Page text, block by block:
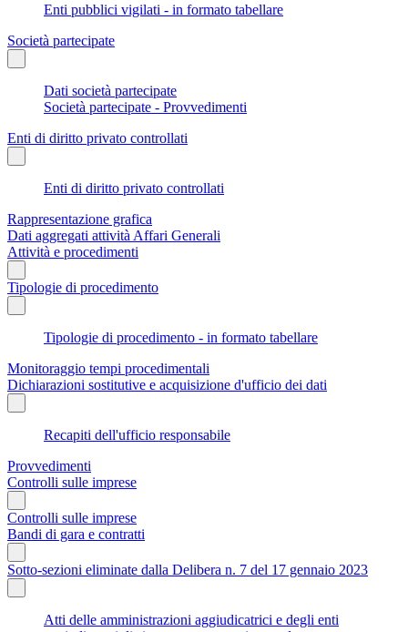
Enti pubblici vigilati - in formato tabellare
Società partecipate
Dati società partecipate
Società partecipate - Provvedimenti
Enti di diritto privato controllati
Enti di diritto privato controllati
Rappresentazione grafica
Dati aggregati attività Affari Generali
Attività e procedimenti
Tipologie di procedimento
Tipologie di procedimento - in formato tabellare
Monitoraggio tempi procedimentali
Dichiarazioni sostitutive e acquisizione d'ufficio dei dati
Recapiti dell'ufficio responsabile
Provvedimenti
Controlli sulle imprese
Controlli sulle imprese
Bandi di gara e contratti
Sotto-sezioni eliminate dalla Delibera n. 7 del 17 gennaio 2023
Atti delle amministrazioni aggiudicatrici e degli enti